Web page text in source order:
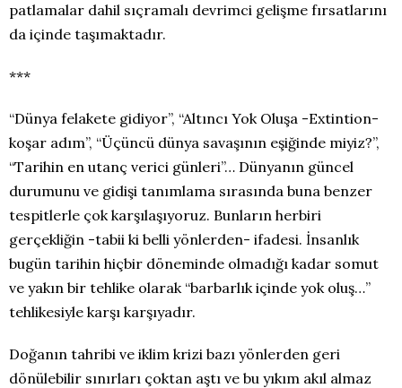
patlamalar dahil sıçramalı devrimci gelişme fırsatlarını
da içinde taşımaktadır.
***
“Dünya felakete gidiyor”, “Altıncı Yok Oluşa -Extintion-
koşar adım”, “Üçüncü dünya savaşının eşiğinde miyiz?”,
“Tarihin en utanç verici günleri”… Dünyanın güncel
durumunu ve gidişi tanımlama sırasında buna benzer
tespitlerle çok karşılaşıyoruz. Bunların herbiri
gerçekliğin -tabii ki belli yönlerden- ifadesi. İnsanlık
bugün tarihin hiçbir döneminde olmadığı kadar somut
ve yakın bir tehlike olarak “barbarlık içinde yok oluş…”
tehlikesiyle karşı karşıyadır.
Doğanın tahribi ve iklim krizi bazı yönlerden geri
dönülebilir sınırları çoktan aştı ve bu yıkım akıl almaz